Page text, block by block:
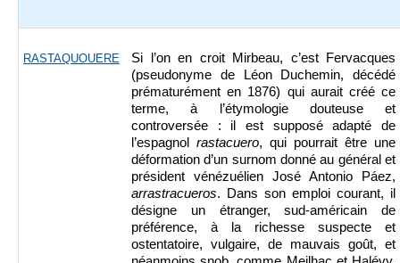
RASTAQUOUERE
Si l’on en croit Mirbeau, c’est Fervacques
(pseudonyme de Léon Duchemin, décédé
prématurément en 1876) qui aurait créé ce
terme, à l’étymologie douteuse et
controversée : il est supposé adapté de
l’espagnol rastacuero, qui pourrait être une
déformation d’un surnom donné au général et
président vénézuélien José Antonio Páez,
arrastracueros. Dans son emploi courant, il
désigne un étranger, sud-américain de
préférence, à la richesse suspecte et
ostentatoire, vulgaire, de mauvais goût, et